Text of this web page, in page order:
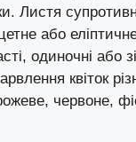
Листя
або
одиночні або
квіток
червоне,